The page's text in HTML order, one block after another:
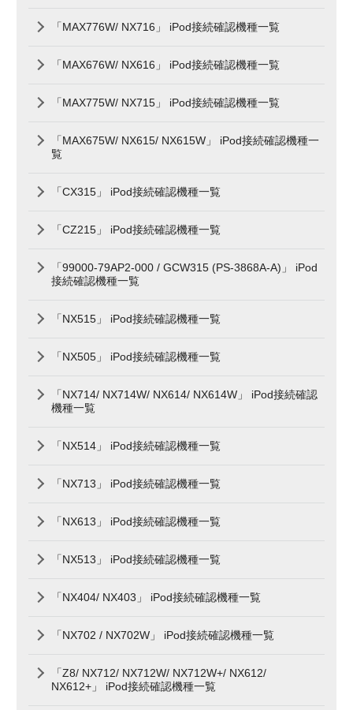
「MAX776W/ NX716」 iPod接続確認機種一覧
「MAX676W/ NX616」 iPod接続確認機種一覧
「MAX775W/ NX715」 iPod接続確認機種一覧
「MAX675W/ NX615/ NX615W」 iPod接続確認機種一
覧
「CX315」 iPod接続確認機種一覧
「CZ215」 iPod接続確認機種一覧
「99000-79AP2-000 / GCW315 (PS-3868A-A)」 iPod
接続確認機種一覧
「NX515」 iPod接続確認機種一覧
「NX505」 iPod接続確認機種一覧
「NX714/ NX714W/ NX614/ NX614W」 iPod接続確認
機種一覧
「NX514」 iPod接続確認機種一覧
「NX713」 iPod接続確認機種一覧
「NX613」 iPod接続確認機種一覧
「NX513」 iPod接続確認機種一覧
「NX404/ NX403」 iPod接続確認機種一覧
「NX702 / NX702W」 iPod接続確認機種一覧
「Z8/ NX712/ NX712W/ NX712W+/ NX612/
NX612+」 iPod接続確認機種一覧